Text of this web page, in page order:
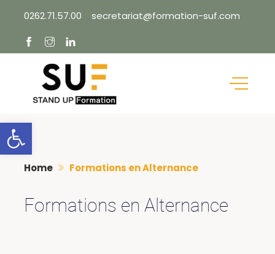
Ouvrir la barre d’outils
content
0262.71.57.00 secretariat@formation-suf.com
Home Formations en Alternance
Formations en Alternance